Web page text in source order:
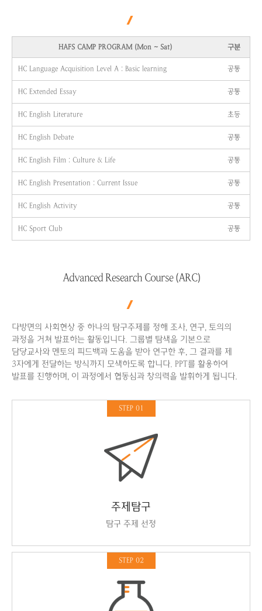
HAFS CAMP PROGRAM (Mon ~ Sat) 구분
HC Language Acquisition Level A : Basic learning 공통
HC Extended Essay 공통
HC English Literature 초등
HC English Debate 공통
HC English Film : Culture & Life 공통
HC English Presentation : Current Issue 공통
HC English Activity 공통
HC Sport Club 공통
Advanced Research Course (ARC)
다방면의 사회현상 중 하나의 탐구주제를 정해 조사, 연구, 토의의
과정을 거쳐 발표하는 활동입니다. 그룹별 탐색을 기본으로
담당교사와 멘토의 피드백과 도움을 받아 연구한 후, 그 결과를 제
3자에게 전달하는 방식까지 모색하도록 합니다. PPT를 활용하여
발표를 진행하며, 이 과정에서 협동심과 창의력을 발휘하게 됩니다.
STEP 01
주제탐구
탐구 주제 선정
STEP 02